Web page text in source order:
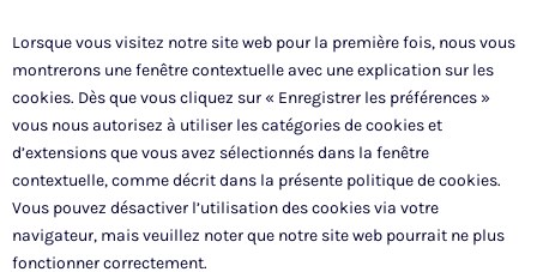
Lorsque vous visitez notre site web pour la première fois, nous vous
montrerons une fenêtre contextuelle avec une explication sur les
cookies. Dès que vous cliquez sur « Enregistrer les préférences »
vous nous autorisez à utiliser les catégories de cookies et
d’extensions que vous avez sélectionnés dans la fenêtre
contextuelle, comme décrit dans la présente politique de cookies.
Vous pouvez désactiver l’utilisation des cookies via votre
navigateur, mais veuillez noter que notre site web pourrait ne plus
fonctionner correctement.